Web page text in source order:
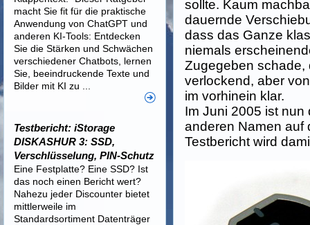
sollte. Kaum
dauernde
dass das Ganze
niemals
Zugegeben schade,
verlockend, aber
im vorhinein klar.
Im Juni 2005 ist
anderen Namen auf
Testbericht wird
macht Sie fit für die praktische
Anwendung von ChatGPT und
anderen KI-Tools: Entdecken
Sie die Stärken und Schwächen
verschiedener Chatbots, lernen
Sie, beeindruckende Texte und
Bilder mit KI zu ...
Testbericht: iStorage
DISKASHUR 3: SSD,
Verschlüsselung, PIN-Schutz
Eine Festplatte? Eine SSD? Ist
das noch einen Bericht wert?
Nahezu jeder Discounter bietet
mittlerweile im
Standardsortiment Datenträger